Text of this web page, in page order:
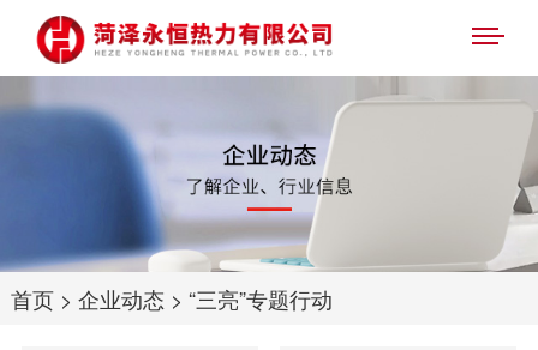
首页> 企业动态 > “三亮”专题行动